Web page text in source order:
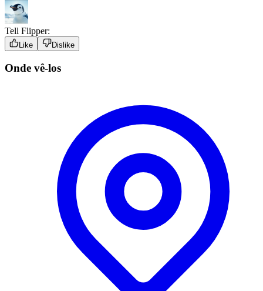
Tell Flipper:
Like Dislike
Onde vê-los